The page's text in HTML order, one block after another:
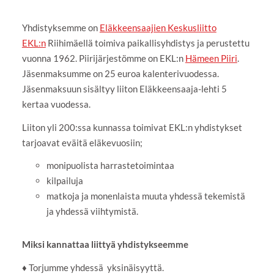
Yhdistyksemme on Eläkkeensaajien Keskusliitto
EKL:nRiihimäellä toimiva paikallisyhdistys ja perustettu
vuonna 1962. Piirijärjestömme on EKL:n Hämeen Piiri.
Jäsenmaksumme on 25 euroa kalenterivuodessa.
Jäsenmaksuun sisältyy liiton Eläkkeensaaja-lehti 5
kertaa vuodessa.
Liiton yli 200:ssa kunnassa toimivat EKL:n yhdistykset
tarjoavat eväitä eläkevuosiin;
monipuolista harrastetoimintaa
kilpailuja
matkoja ja monenlaista muuta yhdessä tekemistä
ja yhdessä viihtymistä.
Miksi kannattaa liittyä yhdistykseemme
♦ Torjumme yhdessä yksinäisyyttä.